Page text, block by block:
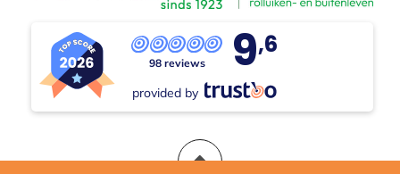
98 reviews 9,6
provided by